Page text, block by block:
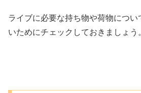
ライブに必要な持ち物や荷物につ
いためにチェックしておきましょう